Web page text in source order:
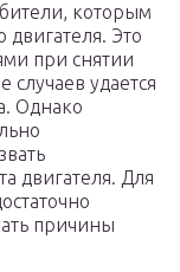
которым
двигателя. Это
при снятии
удается
Однако
двигателя. Для
причины